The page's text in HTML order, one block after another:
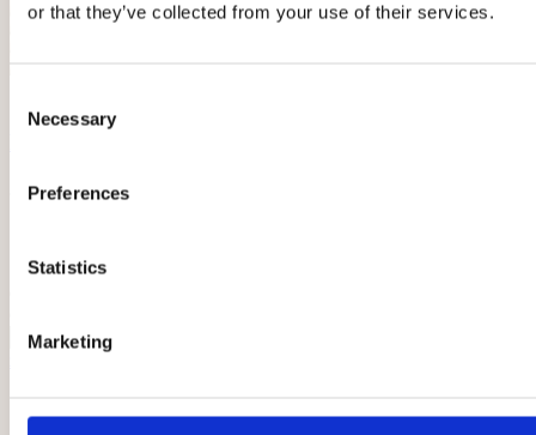
or that they’ve collected from your use of their services.
Selection
Necessary
Preferences
Statistics
Marketing
9,00 złbrutto/ szt.